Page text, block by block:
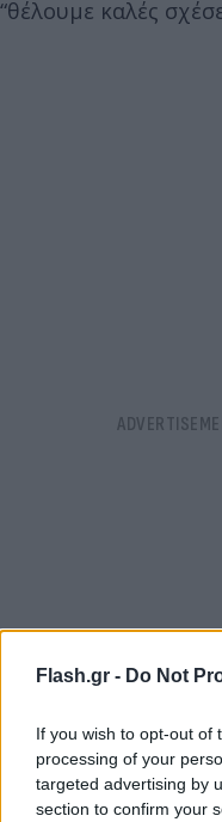
Flash.gr - Do Not
If you wish to opt-out of
processing of your
targeted advertising by
section to confirm your
“θέλουμε καλές